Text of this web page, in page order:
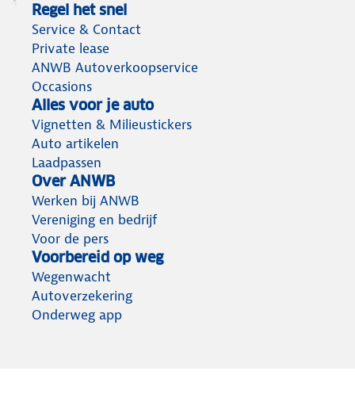
Regel het snel
Service & Contact
Private lease
ANWB Autoverkoopservice
Occasions
Alles voor je auto
Vignetten & Milieustickers
Auto artikelen
Laadpassen
Over ANWB
Werken bij ANWB
Vereniging en bedrijf
Voor de pers
Voorbereid op weg
Wegenwacht
Autoverzekering
Onderweg app